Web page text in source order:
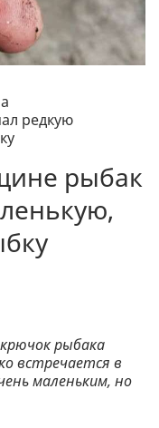
редкую
рыбак
рыбака
встречается в
маленьким, но